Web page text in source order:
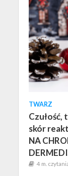
TWARZ
Czułość,
skór
NA
4 m.